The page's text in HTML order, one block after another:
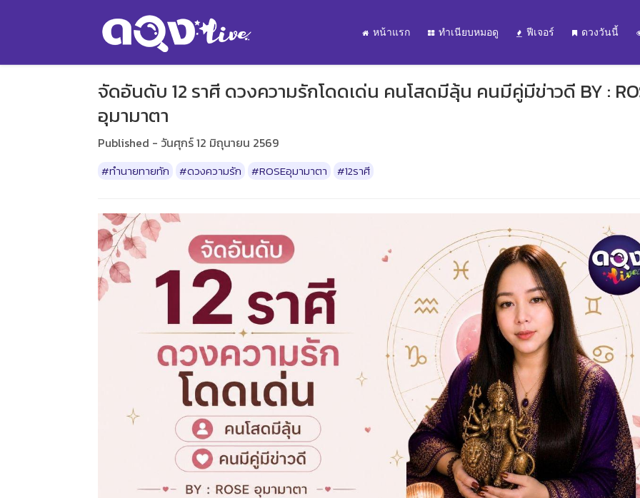
หน้าแรก ทำเนียบหมอดู ฟีเจอร์ ดวงวันนี้
จัดอันดับ 12 ราศี ดวงความรักโดดเด่น คนโสดมีลุ้น คนมีคู่มีข่าวดี BY :
อุมามาตา
Published - วันศุกร์ 12 มิถุนายน 2569
#ทำนายทายทัก #ดวงความรัก #ROSEอุมามาตา #12ราศี